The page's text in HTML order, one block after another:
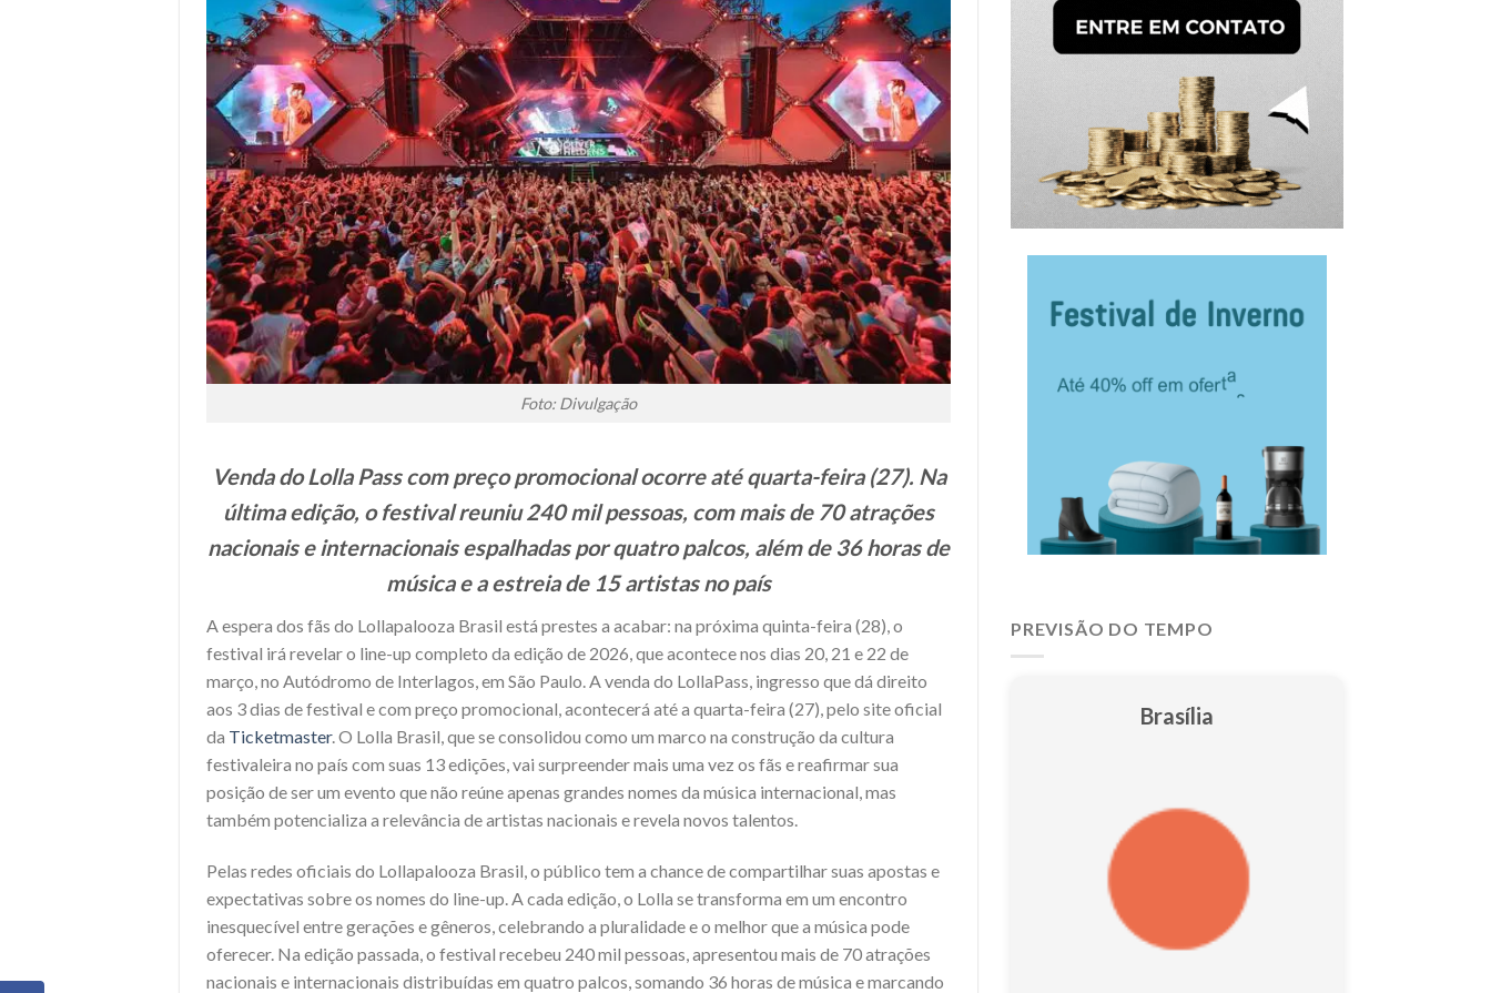
Foto: Divulgação
Venda do Lolla Pass com preço promocional ocorre até quarta-feira (27). Na
última edição, o festival reuniu 240 mil pessoas, com mais de 70 atrações
nacionais e internacionais espalhadas por quatro palcos, além de 36 horas de
música e a estreia de 15 artistas no país
A espera dos fãs do Lollapalooza Brasil está prestes a acabar: na próxima quinta-feira (28), o
festival irá revelar o line-up completo da edição de 2026, que acontece nos dias 20, 21 e 22 de
março, no Autódromo de Interlagos, em São Paulo. A venda do LollaPass, ingresso que dá direito
aos 3 dias de festival e com preço promocional, acontecerá até a quarta-feira (27), pelo site oficial
da Ticketmaster. O Lolla Brasil, que se consolidou como um marco na construção da cultura
festivaleira no país com suas 13 edições, vai surpreender mais uma vez os fãs e reafirmar sua
posição de ser um evento que não reúne apenas grandes nomes da música internacional, mas
também potencializa a relevância de artistas nacionais e revela novos talentos.
Pelas redes oficiais do Lollapalooza Brasil, o público tem a chance de compartilhar suas apostas e
expectativas sobre os nomes do line-up. A cada edição, o Lolla se transforma em um encontro
inesquecível entre gerações e gêneros, celebrando a pluralidade e o melhor que a música pode
oferecer. Na edição passada, o festival recebeu 240 mil pessoas, apresentou mais de 70 atrações
nacionais e internacionais distribuídas em quatro palcos, somando 36 horas de música e marcando
PREVISÃO DO TEMPO
Brasília